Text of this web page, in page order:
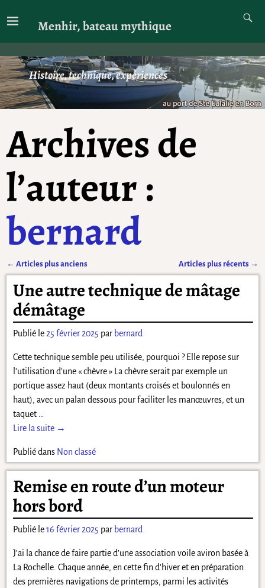
Menhir, bateau mythique
Histoire, technique, expériences
Archives de
l’auteur :
bernard
Navigation des articles
← Articles plus anciens Articles plus récents →
Une autre technique de mâtage
démâtage
Publié le25 février 2025 par bernard
Cette technique semble peu utilisée, pourquoi ? Elle repose sur
l’utilisation d’une « chèvre » La chèvre serait par exemple un
portique assez haut (deux montants croisés et boulonnés en
haut), avec un palan dessous pour faciliter les manœuvres, et un
taquet …
Lire la suite →
Publié dans Non classé
Remise en route d’un moteur
hors bord
Publié le16 février 2025 par bernard
J’ai la chance de faire partie d’une association voile aviron basée à
La Rochelle. Chaque année, en cette fin d’hiver et en préparation
des premières navigations de printemps, parmi les activités